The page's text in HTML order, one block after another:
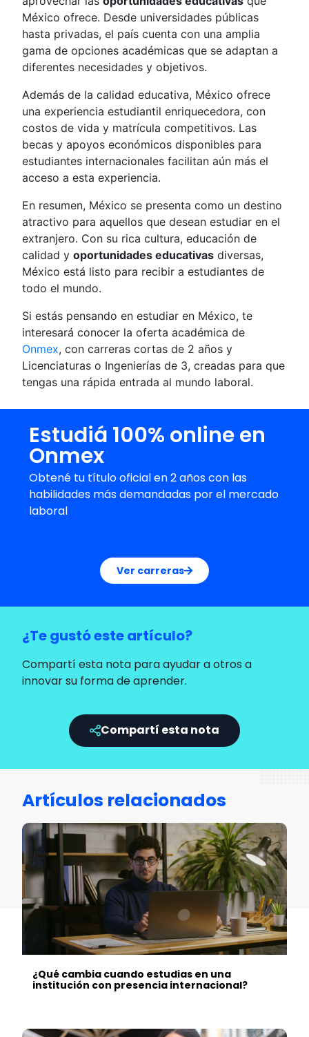
México ofrece. Desde universidades públicas
hasta privadas, el país cuenta con una amplia
gama de opciones académicas que se adaptan a
diferentes necesidades y objetivos.
Además de la calidad educativa, México ofrece
una experiencia estudiantil enriquecedora, con
costos de vida y matrícula competitivos. Las
becas y apoyos económicos disponibles para
estudiantes internacionales facilitan aún más el
acceso a esta experiencia.
En resumen, México se presenta como un destino
atractivo para aquellos que desean estudiar en el
extranjero. Con su rica cultura, educación de
calidad yoportunidades educativas diversas,
México está listo para recibir a estudiantes de
todo el mundo.
Si estás pensando en estudiar en México, te
interesará conocer la oferta académica de
Onmex, con carreras cortas de 2 años y
Licenciaturas o Ingenierías de 3, creadas para que
tengas una rápida entrada al mundo laboral.
Estudiá 100% online en
Onmex
Obtené tu título oficial en 2 años con las
habilidades más demandadas por el mercado
laboral
Ver carreras
¿Te gustó este artículo?
Compartí esta nota para ayudar a otros a
innovar su forma de aprender.
Compartí esta nota
Artículos relacionados
¿Qué cambia cuando estudias en una
institución con presencia internacional?